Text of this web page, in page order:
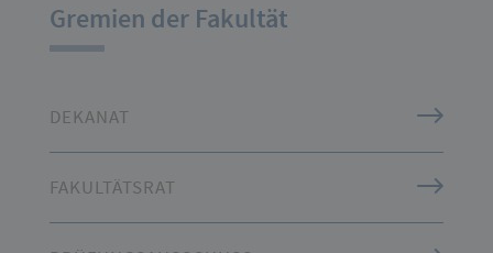
Gremien der Fakultät
DEKANAT
FAKULTÄTSRAT